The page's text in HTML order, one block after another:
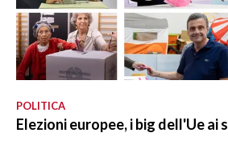
POLITICA
Elezioni europee, i big dell'Ue ai